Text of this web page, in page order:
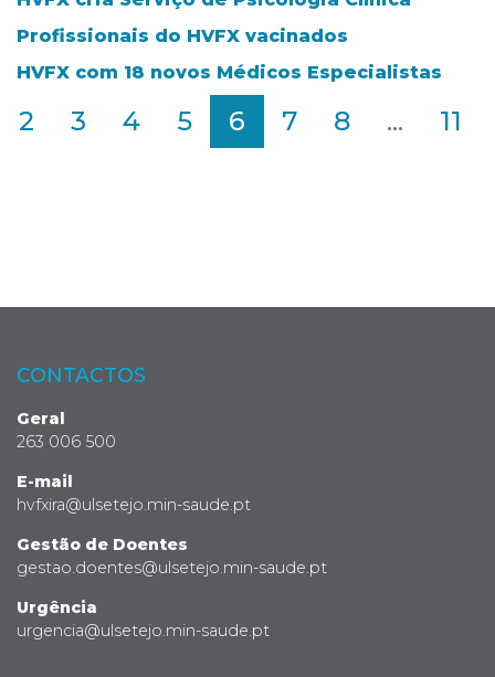
Profissionais do HVFX vacinados
HVFX com 18 novos Médicos Especialistas
2 3 4 5 6 7 8 ... 11
CONTACTOS
Geral
263 006 500
E-mail
hvfxira@ulsetejo.min-saude.pt
Gestão de Doentes
gestao.doentes@ulsetejo.min-saude.pt
Urgência
urgencia@ulsetejo.min-saude.pt